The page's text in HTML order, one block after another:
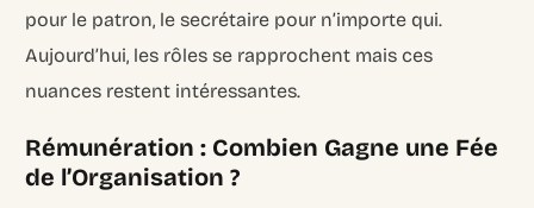
pour le patron, le secrétaire pour n’importe qui.
Aujourd’hui, les rôles se rapprochent mais ces
nuances restent intéressantes.
Rémunération : Combien Gagne une Fée
de l’Organisation ?